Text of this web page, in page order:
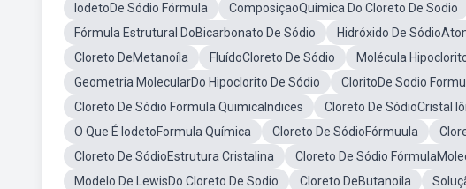
IodetoDe Sódio Fórmula
ComposiçaoQuimica Do Cloreto De Sodio
Fórmula Estrutural DoBicarbonato De Sódio
Hidróxido De
Cloreto DeMetanoíla
FluídoCloreto De Sódio Molécula
Geometria MolecularDo Hipoclorito De Sódio
CloritoDe Sodio
Cloreto De Sódio Formula QuimicaIndices
Cloreto De SódioCristal
O Que É IodetoFormula Química
Cloreto De SódioFórmuula
Cloreto De SódioEstrutura Cristalina
Cloreto De Sódio
Modelo De LewisDo Cloreto De Sodio
Cloreto DeButanoila